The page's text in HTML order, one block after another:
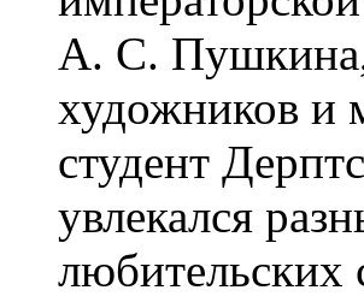
А. С.
художников и
студент
увлекался
любительских